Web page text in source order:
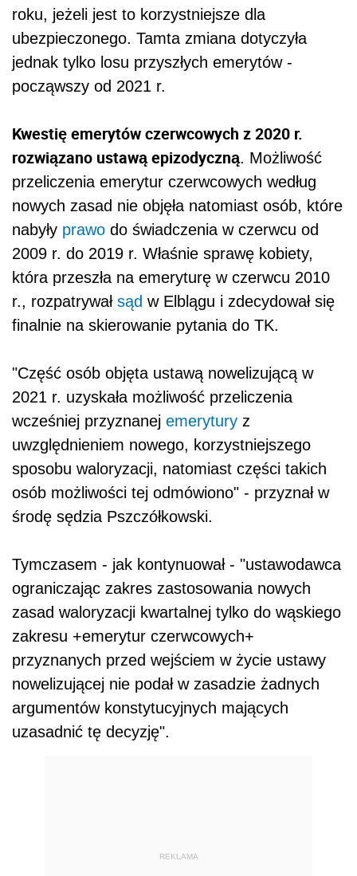
roku, jeżeli jest to korzystniejsze dla
ubezpieczonego. Tamta zmiana dotyczyła
jednak tylko losu przyszłych emerytów -
począwszy od 2021 r.
Kwestię emerytów czerwcowych z 2020 r.
rozwiązano ustawą epizodyczną. Możliwość
przeliczenia emerytur czerwcowych według
nowych zasad nie objęła natomiast osób, które
nabyły prawo do świadczenia w czerwcu od
2009 r. do 2019 r. Właśnie sprawę kobiety,
która przeszła na emeryturę w czerwcu 2010
r., rozpatrywał sąd w Elblągu i zdecydował się
finalnie na skierowanie pytania do TK.
"Część osób objęta ustawą nowelizującą w
2021 r. uzyskała możliwość przeliczenia
wcześniej przyznanej emerytury z
uwzględnieniem nowego, korzystniejszego
sposobu waloryzacji, natomiast części takich
osób możliwości tej odmówiono" - przyznał w
środę sędzia Pszczółkowski.
Tymczasem - jak kontynuował - "ustawodawca
ograniczając zakres zastosowania nowych
zasad waloryzacji kwartalnej tylko do wąskiego
zakresu +emerytur czerwcowych+
przyznanych przed wejściem w życie ustawy
nowelizującej nie podał w zasadzie żadnych
argumentów konstytucyjnych mających
uzasadnić tę decyzję".
REKLAMA